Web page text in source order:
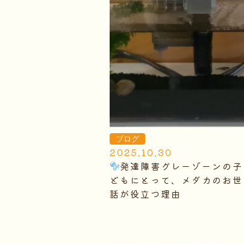
ブログ
2025.10.30
発達障害グレーゾーンの子
どもにとって、メダカのお世
話が役立つ理由